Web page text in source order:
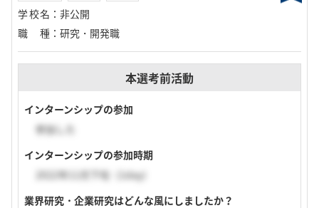
学校名 ： 非公開
職種 ： 研究・開発職
本選考前活動
インターンシップの参加
参加した
インターンシップの参加時期
2022年11月下旬（1day）
業界研究・企業研究はどんな風にしましたか？